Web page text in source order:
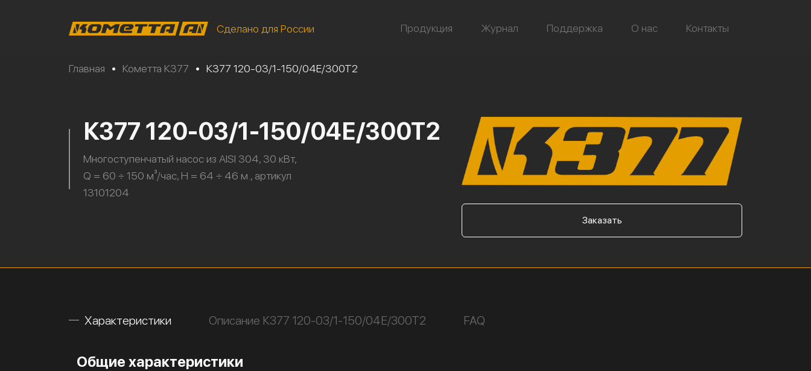
Сделано для России Продукция Журнал Поддержка О нас Контакты
Главная • Кометта К377 • К377 120-03/1-150/04Е/300Т2
К377 120-03/1-150/04Е/300Т2
Многоступенчатый насос из AISI 304, 30 кВт,
Q = 60 ÷ 150 м³/час, H = 64 ÷ 46 м., артикул
13101204
Заказать
Характеристики Описание К377 120-03/1-150/04Е/300Т2 FAQ
Общие характеристики